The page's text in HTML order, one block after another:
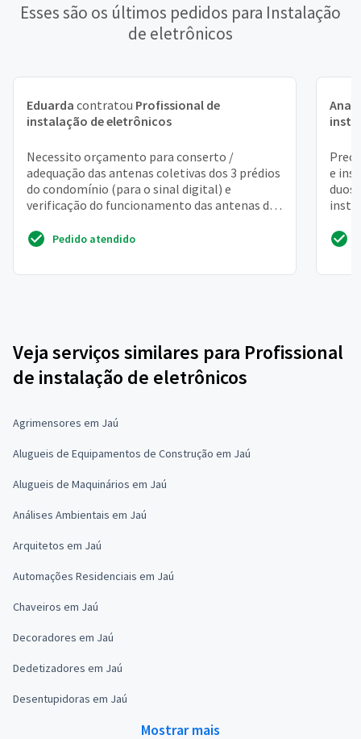
Esses são os últimos pedidos para Instalação
de eletrônicos
Eduarda contratou Profissional de
instalação de eletrônicos
Necessito orçamento para conserto /
adequação das antenas coletivas dos 3 prédios
do condomínio (para o sinal digital) e
verificação do funcionamento das antenas de
Pedido atendido
Ana
e
Veja serviços similares para Profissional
de instalação de eletrônicos
Agrimensores em Jaú
Alugueis de Equipamentos de Construção em Jaú
Alugueis de Maquinários em Jaú
Análises Ambientais em Jaú
Arquitetos em Jaú
Automações Residenciais em Jaú
Chaveiros em Jaú
Decoradores em Jaú
Dedetizadores em Jaú
Desentupidoras em Jaú
Mostrar mais